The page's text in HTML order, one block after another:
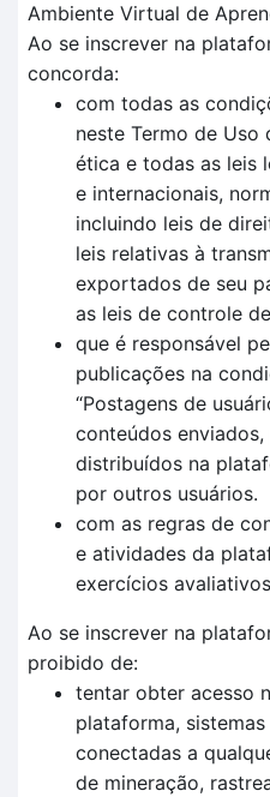
Ambiente Virtual de
Ao se inscrever na
concorda:
com todas as
neste Termo de
ética e todas as leis
e internacionais,
incluindo leis de
leis relativas à
exportados de seu
as leis de controle
que é responsável
publicações na
“Postagens de
conteúdos
distribuídos na
por outros usuários.
com as regras de
e atividades da
exercícios
Ao se inscrever na
proibido de:
tentar obter acesso
plataforma,
conectadas a
de mineração,